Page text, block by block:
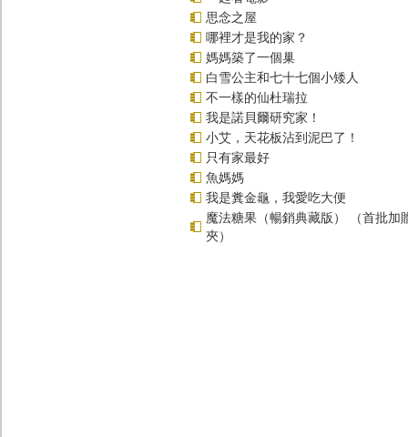
思念之屋
哪裡才是我的家？
媽媽築了一個巢
白雪公主和七十七個小矮人
不一樣的仙杜瑞拉
我是諾貝爾研究家！
小艾，天花板沾到泥巴了！
只有家最好
魚媽媽
我是糞金龜，我愛吃大便
魔法糖果（暢銷典藏版） （首批加
夾）